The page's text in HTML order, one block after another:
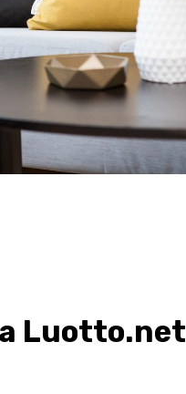
Luotto.net